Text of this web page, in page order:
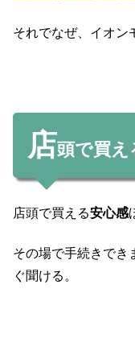
それでなぜ、イオン
店頭で買え
店頭で買える安心感
その場で手続きでき
ぐ聞ける。